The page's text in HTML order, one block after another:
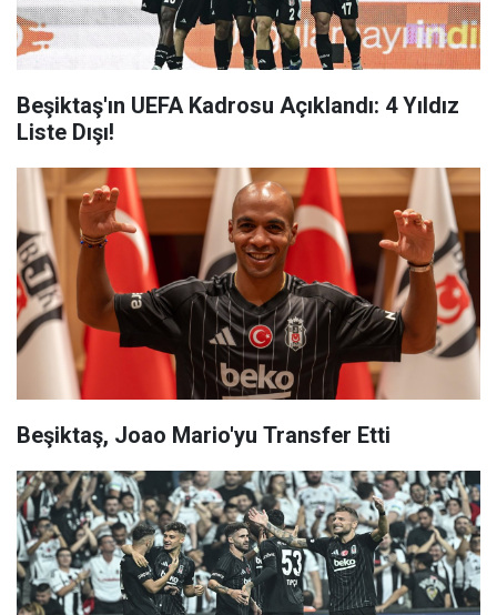
Beşiktaş'ın UEFA Kadrosu Açıklandı: 4 Yıldız
Liste Dışı!
Beşiktaş, Joao Mario'yu Transfer Etti